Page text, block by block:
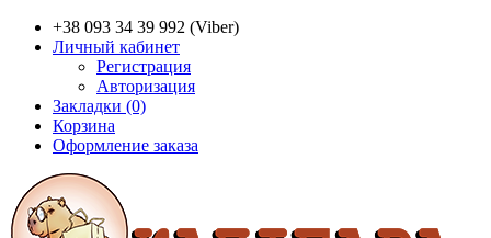
+38 093 34 39 992 (Viber)
Личный кабинет
Регистрация
Авторизация
Закладки (0)
Корзина
Оформление заказа